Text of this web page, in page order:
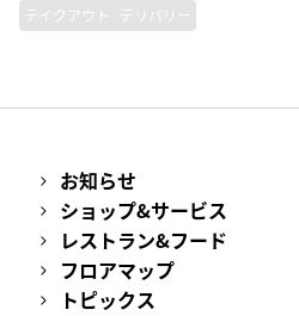
テイクアウト デリバリー
お知らせ
ショップ&サービス
レストラン&フード
フロアマップ
トピックス